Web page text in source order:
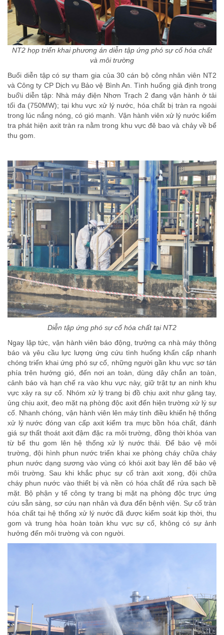
NT2 họp triển khai phương án diễn tập ứng phó sự cố hóa chất
và môi trường
Buổi diễn tập có sự tham gia của 30 cán bộ công nhân viên NT2
và Công ty CP Dịch vụ Bảo vệ Bình An. Tình huống giả định trong
buổ\i diễn tập: Nhà máy điện Nhơn Trạch 2 đang vận hành ở tải
tối đa (750MW); tại khu vực xử lý nước, hóa chất bị tràn ra ngoài
trong lúc nắng nóng, có gió mạnh. Vận hành viên xử lý nước kiểm
tra phát hiện axit tràn ra nằm trong khu vực đê bao và chảy về bể
thu gom.
Diễn tập ứng phó sự cố hóa chất tại NT2
Ngay lập tức, vận hành viên báo động, trưởng ca nhà máy thông
báo và yêu cầu lực lượng ứng cứu tình huống khẩn cấp nhanh
chóng triển khai ứng phó sự cố, những người gần khu vực sơ tán
phía trên hướng gió, đến nơi an toàn, dùng dây chắn an toàn,
cảnh báo và hạn chế ra vào khu vực này, giữ trật tự an ninh khu
vực xảy ra sự cố. Nhóm xử lý trang bị đồ chịu axit như găng tay,
ủng chịu axit, đeo mặt nạ phòng độc axit đến hiện trường xử lý sự
cố. Nhanh chóng, vận hành viên lên máy tính điều khiển hệ thống
xử lý nước đóng van cấp axit kiểm tra mực bồn hóa chất, đánh
giá sự thất thoát axit đậm đặc ra môi trường, đồng thời khóa van
từ bể thu gom lên hệ thống xử lý nước thải. Để bảo vệ môi
trường, đội hình phun nước triển khai xe phòng cháy chữa cháy
phun nước dạng sương vào vùng có khói axit bay lên để bảo vệ
môi trường. Sau khi khắc phục sự cố tràn axit xong, đội chữa
cháy phun nước vào thiết bị và nền có hóa chất để rửa sạch bề
mặt. Bộ phận y tế công ty trang bị mặt nạ phòng độc trực ứng
cứu sẵn sàng, sơ cứu nạn nhân và đưa đến bệnh viện. Sự cố tràn
hóa chất tại hệ thống xử lý nước đã được kiểm soát kịp thời, thu
gom và trung hòa hoàn toàn khu vực sự cố, không có sự ảnh
hưởng đến môi trường và con người.